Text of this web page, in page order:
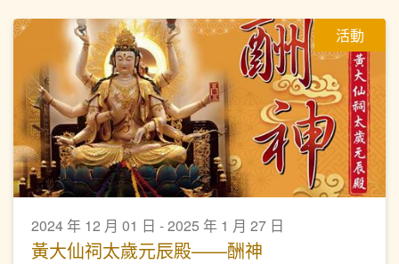
活動
2024 年 12 月 01 日 - 2025 年 1 月 27 日
黃大仙祠太歲元辰殿——酬神